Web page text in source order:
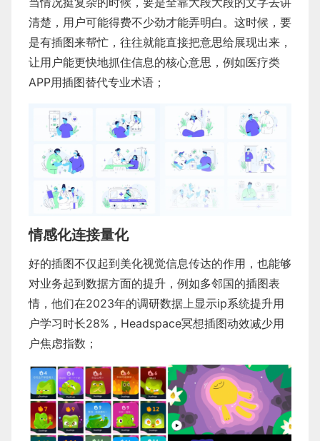
清楚，用户可能得费不少劲才能弄明白。这时候，要
是有插图来帮忙，往往就能直接把意思给展现出来，
让用户能更快地抓住信息的核心意思，例如医疗类
APP用插图替代专业术语；
情感化连接量化
好的插图不仅起到美化视觉信息传达的作用，也能够
对业务起到数据方面的提升，例如多邻国的插图表
情，他们在2023年的调研数据上显示ip系统提升用
户学习时长28%，Headspace冥想插图动效减少用
户焦虑指数；